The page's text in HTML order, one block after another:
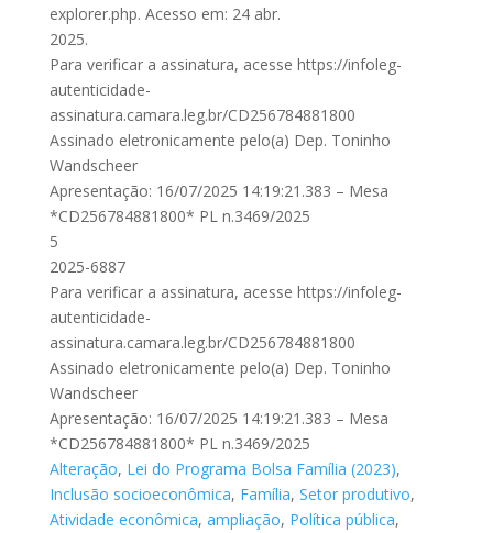
explorer.php. Acesso em: 24 abr.
2025.
Para verificar a assinatura, acesse https://infoleg-
autenticidade-
assinatura.camara.leg.br/CD256784881800
Assinado eletronicamente pelo(a) Dep. Toninho
Wandscheer
Apresentação: 16/07/2025 14:19:21.383 – Mesa
*CD256784881800* PL n.3469/2025
5
2025-6887
Para verificar a assinatura, acesse https://infoleg-
autenticidade-
assinatura.camara.leg.br/CD256784881800
Assinado eletronicamente pelo(a) Dep. Toninho
Wandscheer
Apresentação: 16/07/2025 14:19:21.383 – Mesa
*CD256784881800* PL n.3469/2025
Alteração, Lei do Programa Bolsa Família (2023),
Inclusão socioeconômica, Família, Setor produtivo,
Atividade econômica, ampliação, Política pública,